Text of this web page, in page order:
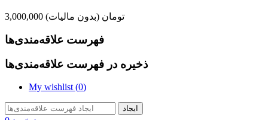
3,000,000 تومان (بدون مالیات)
فهرست علاقه‌مندی‌ها
ذخیره در فهرست علاقه‌مندی‌ها
My wishlist (0)
ایجاد